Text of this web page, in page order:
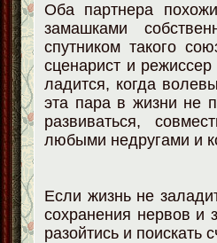
Оба партнера
замашками
спутником такого
сценарист и
ладится, когда
эта пара в жизни не
развиваться,
любыми недругами и
Если жизнь не
сохранения нервов и
разойтись и поискать